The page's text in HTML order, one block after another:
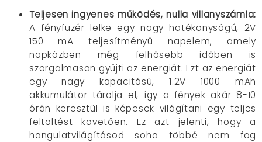
Teljesen ingyenes működés, nulla villanyszámla:
A fényfüzér lelke egy nagy hatékonyságú, 2V
150 mA teljesítményű napelem, amely
napközben még felhősebb időben is
szorgalmasan gyűjti az energiát. Ezt az energiát
egy nagy kapacitású, 1.2V 1000 mAh
akkumulátor tárolja el, így a fények akár 8-10
órán keresztül is képesek világítani egy teljes
feltöltést követően. Ez azt jelenti, hogy a
hangulatvilágításod soha többé nem fog